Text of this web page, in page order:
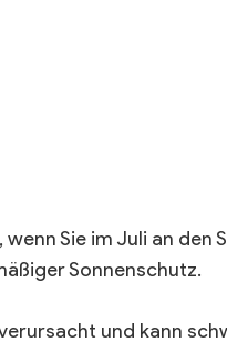
Sie im Juli an den
Sonnenschutz.
und kann